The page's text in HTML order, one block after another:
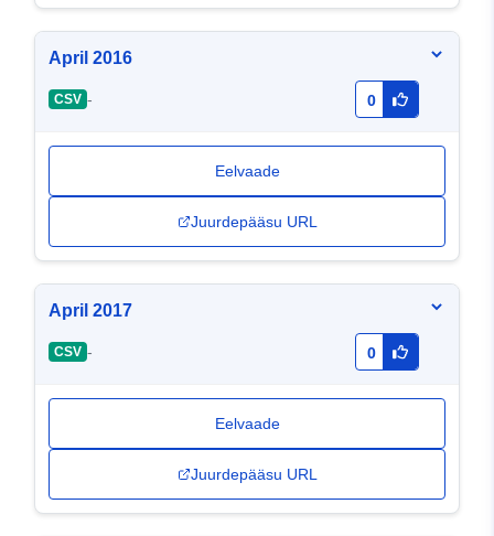
April 2016
CSV - 0
Eelvaade
Juurdepääsu URL
April 2017
CSV - 0
Eelvaade
Juurdepääsu URL